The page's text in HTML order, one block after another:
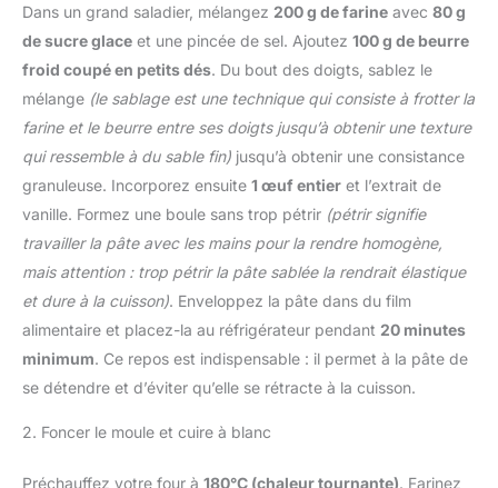
Dans un grand saladier, mélangez 200 g de farine avec 80 g
de sucre glace et une pincée de sel. Ajoutez 100 g de beurre
froid coupé en petits dés. Du bout des doigts, sablez le
mélange (le sablage est une technique qui consiste à frotter la
farine et le beurre entre ses doigts jusqu’à obtenir une texture
qui ressemble à du sable fin) jusqu’à obtenir une consistance
granuleuse. Incorporez ensuite 1 œuf entier et l’extrait de
vanille. Formez une boule sans trop pétrir (pétrir signifie
travailler la pâte avec les mains pour la rendre homogène,
mais attention : trop pétrir la pâte sablée la rendrait élastique
et dure à la cuisson). Enveloppez la pâte dans du film
alimentaire et placez-la au réfrigérateur pendant 20 minutes
minimum. Ce repos est indispensable : il permet à la pâte de
se détendre et d’éviter qu’elle se rétracte à la cuisson.
2. Foncer le moule et cuire à blanc
Préchauffez votre four à 180°C (chaleur tournante). Farinez